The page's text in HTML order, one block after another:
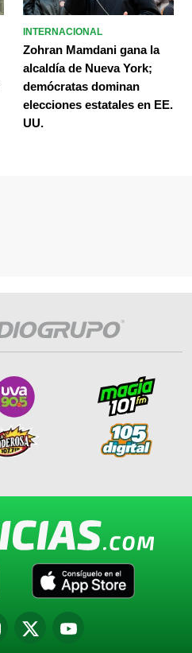
INTERNACIONAL
Zohran Mamdani gana la
alcaldía de Nueva York;
demócratas dominan
elecciones estatales en EE.
UU.